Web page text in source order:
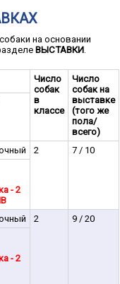
на основании
ВЫСТАВКИ.
Число
собак
в
классе
Число
собак на
выставке
(того же
пола/
всего)
2
7 / 10
- 2
2
9 / 20
- 2